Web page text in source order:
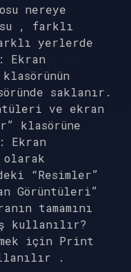
nereye
, farklı
yerlerde
Ekran
saklanır.
ve ekran
klasörüne
Ekran
“Resimler”
Görüntüleri”
tamamını
kullanılır?
için Print
.